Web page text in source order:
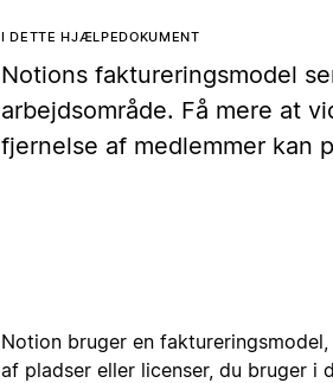
I DETTE HJÆLPEDOKUMENT
Notions faktureringsmodel
arbejdsområde. Få mere at
fjernelse af medlemmer kan
Notion bruger en
af pladser eller licenser, du bruger i